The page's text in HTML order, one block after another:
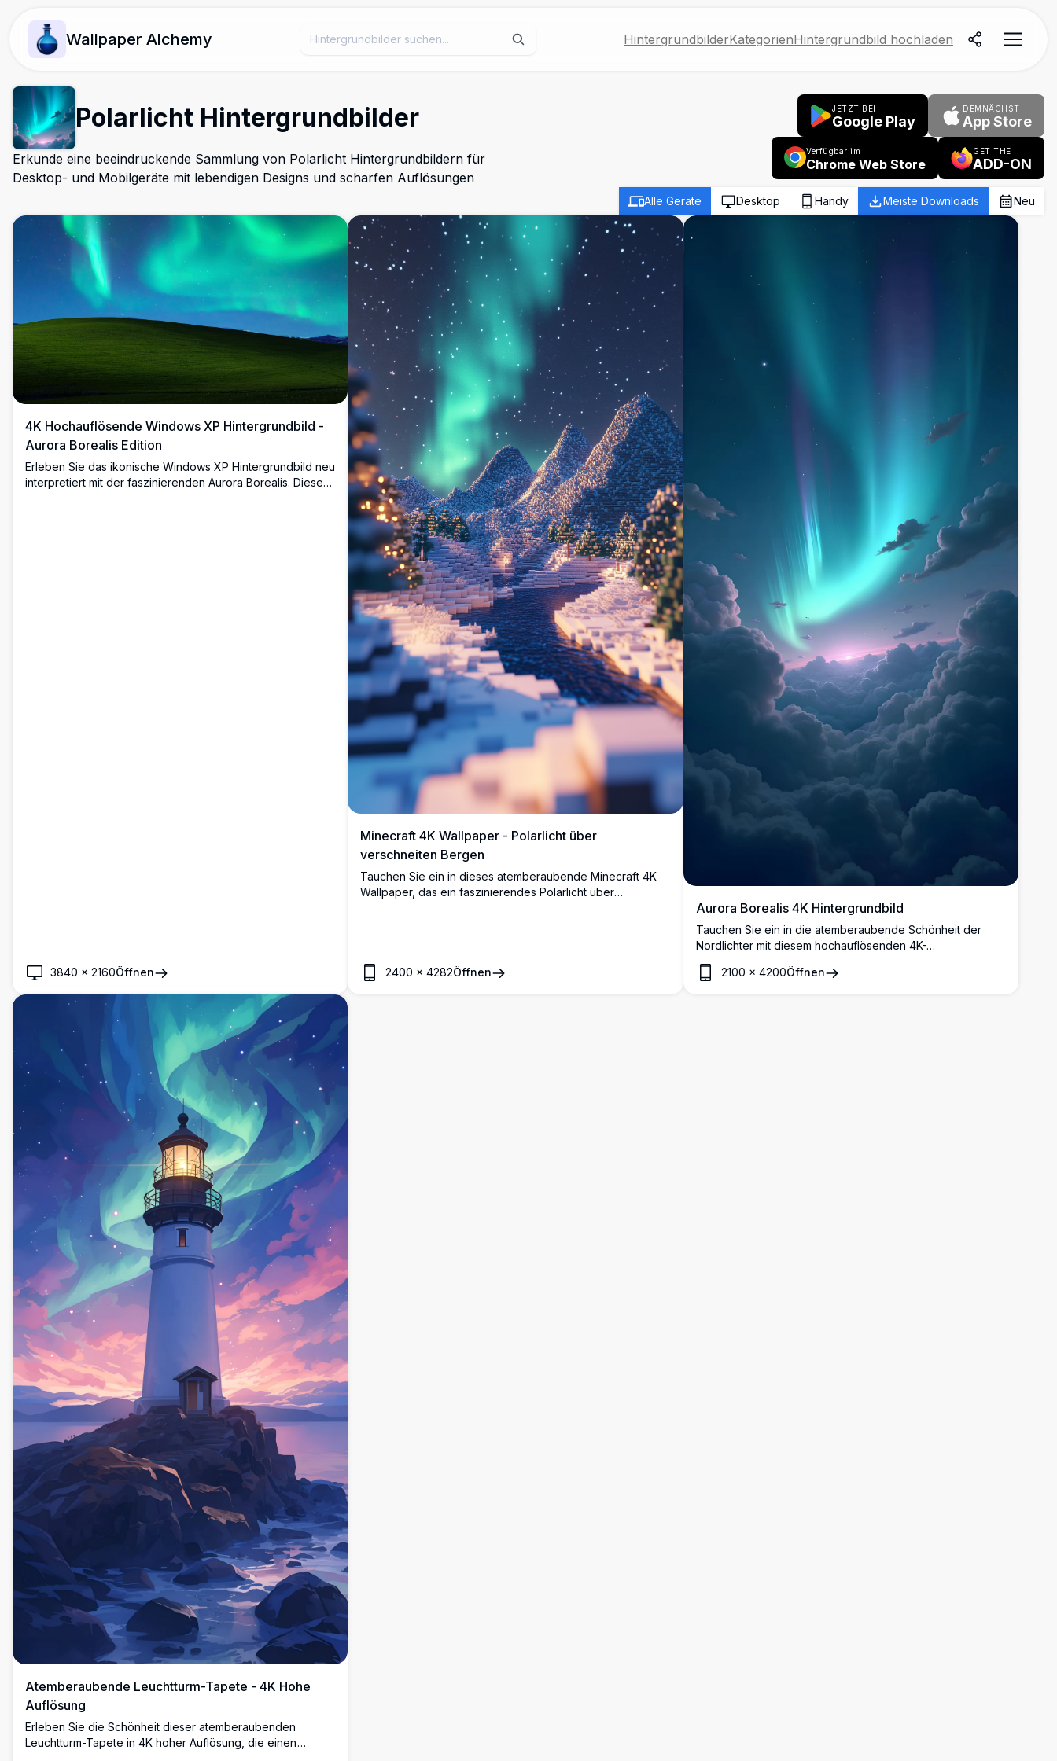
Wallpaper Alchemy HintergrundbilderKategorienHintergrundbild hochladen
Polarlicht Hintergrundbilder
Erkunde eine beeindruckende Sammlung von Polarlicht Hintergrundbildern für
Desktop- und Mobilgeräte mit lebendigen Designs und scharfen Auflösungen
JETZT BEI
Google Play
DEMNÄCHST
App Store
Verfügbar im
Chrome Web Store
GET THE
ADD-ON
Alle Geräte Desktop Handy Meiste Downloads Neu
4K Hochauflösende Windows XP Hintergrundbild -
Aurora Borealis Edition
Erleben Sie das ikonische Windows XP Hintergrundbild neu
interpretiert mit der faszinierenden Aurora Borealis. Dieses
3840 × 2160Öffnen
Minecraft 4K Wallpaper - Polarlicht über
verschneiten Bergen
Tauchen Sie ein in dieses atemberaubende Minecraft 4K
Wallpaper, das ein faszinierendes Polarlicht über
2400 ×4282Öffnen
Aurora Borealis 4K Hintergrundbild
Tauchen Sie ein in die atemberaubende Schönheit der
Nordlichter mit diesem hochauflösenden 4K-
Hintergrundbild. Die lebendigen grünen und violetten Töne
der Aurora tanzen über einem Meer aus flauschigen
2100 × 4200Öffnen
Atemberaubende Leuchtturm-Tapete - 4K Hohe
Auflösung
Erleben Sie die Schönheit dieser atemberaubenden
Leuchtturm-Tapete in 4K hoher Auflösung, die einen